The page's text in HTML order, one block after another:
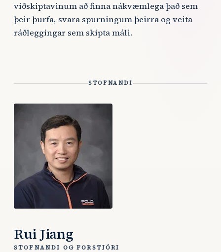
viðskiptavinum að finna nákvæmlega það sem
þeir þurfa, svara spurningum þeirra og veita
ráðleggingar sem skipta máli.
STOFNANDI
Rui Jiang
STOFNANDI OG FORSTJÓRI